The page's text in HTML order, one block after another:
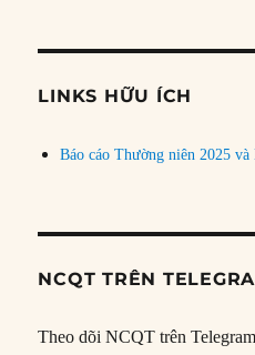
đề
LINKS HỮU ÍCH
Báo cáo Thường niên 2025
NCQT TRÊN
Theo dõi NCQT trên